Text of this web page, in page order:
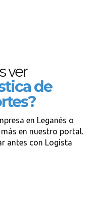
ver
de
en Leganés o
en nuestro portal.
antes con Logista